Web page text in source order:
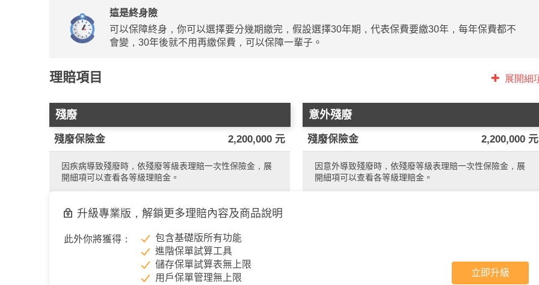
這是終身險
可以保障終身，你可以選擇要分幾期繳完，假設選擇30年期，代表保費要繳30年，每年保費都不
會變，30年後就不用再繳保費，可以保障一輩子。
理賠項目 展開細
殘廢
殘廢保險金 2,200,000 元
因疾病導致殘廢時，依殘廢等級表理賠一次性保險金，展
開細項可以查看各等級理賠金。
意外殘廢
殘廢保險金 2,200,000 元
因意外導致殘廢時，依殘廢等級表理賠一次性保險金，展
開細項可以查看各等級理賠金。
升級專業版，解鎖更多理賠內容及商品說明
此外你將獲得：
包含基礎版所有功能
進階保單試算工具
儲存保單試算表無上限
用戶保單管理無上限
立即升級